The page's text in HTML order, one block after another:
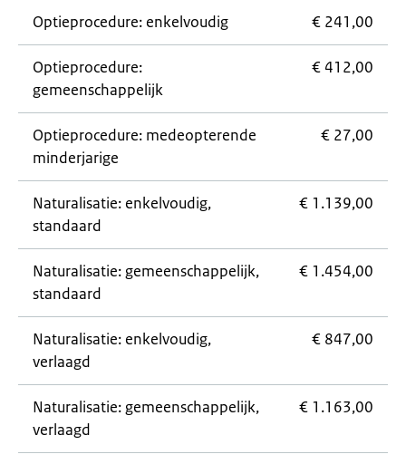
Optieprocedure: enkelvoudig € 241,00
Optieprocedure:
gemeenschappelijk
€ 412,00
Optieprocedure: medeopterende
minderjarige
€ 27,00
Naturalisatie: enkelvoudig,
standaard
€ 1.139,00
Naturalisatie: gemeenschappelijk,
standaard
€ 1.454,00
Naturalisatie: enkelvoudig,
verlaagd
€ 847,00
Naturalisatie: gemeenschappelijk,
verlaagd
€ 1.163,00